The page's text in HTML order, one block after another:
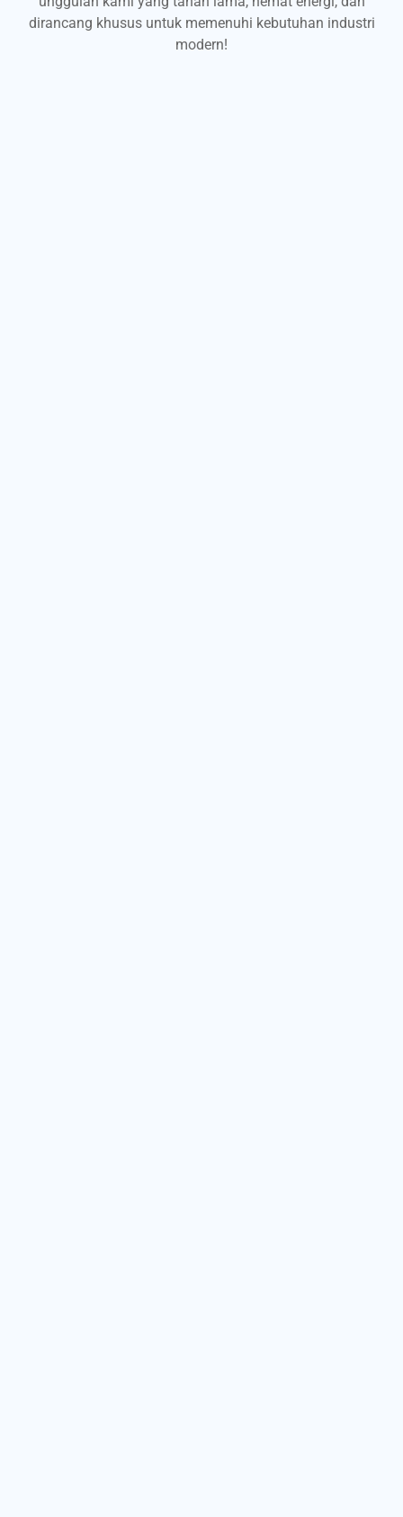
dirancang khusus untuk memenuhi kebutuhan industri
modern!